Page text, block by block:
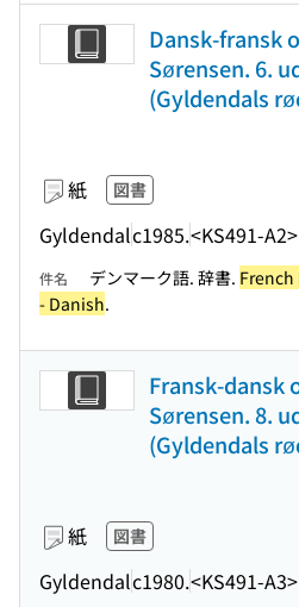
Dansk-fransk
Sørensen. 6.
(Gyldendals
紙 図書
Gyldendalc1985.<KS491-A2>
件名 デンマーク語. 辞書.
- Danish.
Fransk-dansk
Sørensen. 8.
(Gyldendals
紙 図書
Gyldendalc1980.<KS491-A3>